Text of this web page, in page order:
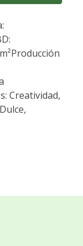
Creatividad,